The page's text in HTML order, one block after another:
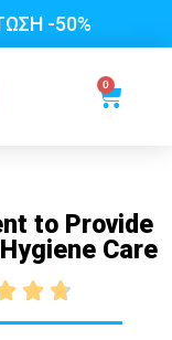
-50%
0
to Provide
Care
 